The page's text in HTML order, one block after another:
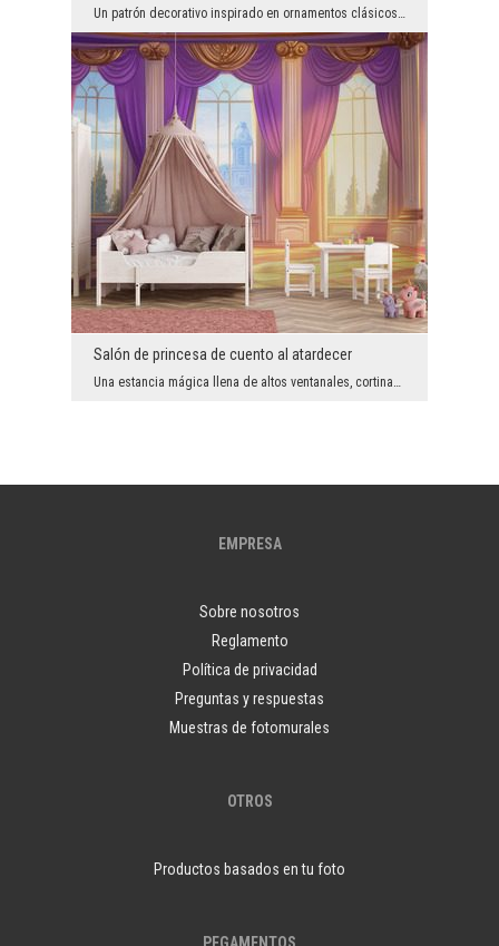
Un patrón decorativo inspirado en ornamentos clásicos crea una decoración atemporal con un caráct...
Salón de princesa de cuento al atardecer
Una estancia mágica llena de altos ventanales, cortinas púrpuras y la cálida luz del atardecer cr...
EMPRESA
Sobre nosotros
Reglamento
Política de privacidad
Preguntas y respuestas
Muestras de fotomurales
OTROS
Productos basados en tu foto